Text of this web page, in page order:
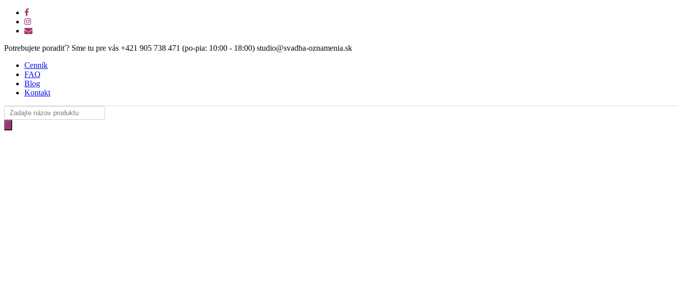
Skip
main
facebook
instagram
email
Potrebujete poradiť? Sme tu pre vás +421 905 738 471 (po-pia: 10:00 - 18:00) studio@svadba-oznamenia.sk
Cenník
FAQ
Blog
Kontakt
Products
search